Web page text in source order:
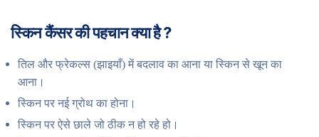
स्किन कैंसर की पहचान क्या है ?
तिल और फ्रेकल्स (झाइयाँ) में बदलाव का आना या स्किन से खून का
आना।
स्किन पर नई ग्रोथ का होना।
स्किन पर ऐसे छाले जो ठीक न हो रहे हो।